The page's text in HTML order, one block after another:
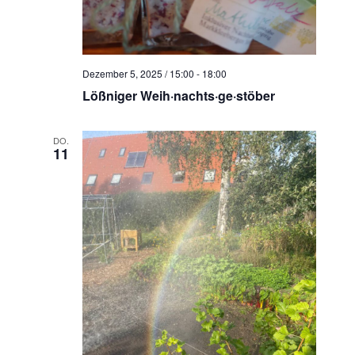
a
v
g
t
i
o
n
Lößniger Weih·nachts·ge·stöber
Dezember 5, 2025 / 15:00 - 18:00
DO.
11